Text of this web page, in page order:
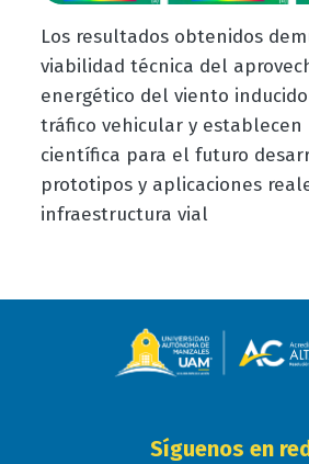
Los resultados obtenidos
viabilidad técnica del
energético del viento
tráfico vehicular y establecen
científica para el futuro
prototipos y aplicaciones
infraestructura vial
Síguenos en